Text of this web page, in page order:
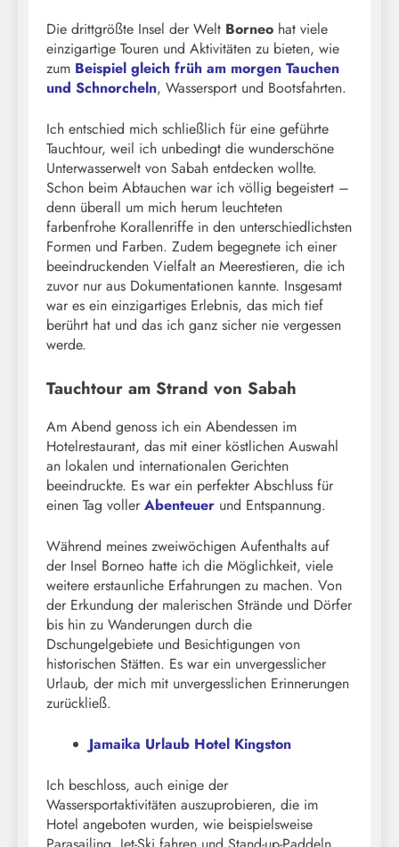
Die drittgrößte Insel der Welt Borneo hat viele
einzigartige Touren und Aktivitäten zu bieten, wie
zum Beispiel gleich früh am morgen Tauchen
und Schnorcheln, Wassersport und Bootsfahrten.
Ich entschied mich schließlich für eine geführte
Tauchtour, weil ich unbedingt die wunderschöne
Unterwasserwelt von Sabah entdecken wollte.
Schon beim Abtauchen war ich völlig begeistert –
denn überall um mich herum leuchteten
farbenfrohe Korallenriffe in den unterschiedlichsten
Formen und Farben. Zudem begegnete ich einer
beeindruckenden Vielfalt an Meerestieren, die ich
zuvor nur aus Dokumentationen kannte. Insgesamt
war es ein einzigartiges Erlebnis, das mich tief
berührt hat und das ich ganz sicher nie vergessen
werde.
Tauchtour am Strand von Sabah
Am Abend genoss ich ein Abendessen im
Hotelrestaurant, das mit einer köstlichen Auswahl
an lokalen und internationalen Gerichten
beeindruckte. Es war ein perfekter Abschluss für
einen Tag voller Abenteuer und Entspannung.
Während meines zweiwöchigen Aufenthalts auf
der Insel Borneo hatte ich die Möglichkeit, viele
weitere erstaunliche Erfahrungen zu machen. Von
der Erkundung der malerischen Strände und Dörfer
bis hin zu Wanderungen durch die
Dschungelgebiete und Besichtigungen von
historischen Stätten. Es war ein unvergesslicher
Urlaub, der mich mit unvergesslichen Erinnerungen
zurückließ.
Jamaika Urlaub Hotel Kingston
Ich beschloss, auch einige der
Wassersportaktivitäten auszuprobieren, die im
Hotel angeboten wurden, wie beispielsweise